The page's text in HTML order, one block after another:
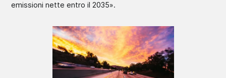
emissioni nette entro il 2035».